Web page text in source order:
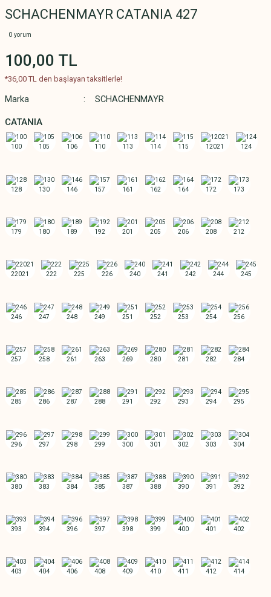
SCHACHENMAYR CATANIA 427
0 yorum
100,00 TL
*36,00 TL den başlayan taksitlerle!
Marka SCHACHENMAYR
CATANIA